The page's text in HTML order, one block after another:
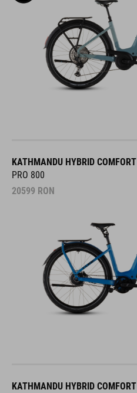
KATHMANDU HYBRID COMFORT
PRO 800
20599 RON
KATHMANDU HYBRID COMFORT